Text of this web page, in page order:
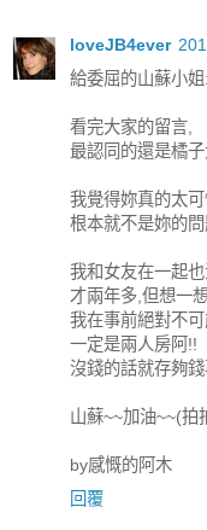
loveJB4ever
給委屈的山蘇小姐:
看完大家的留言,
最認同的還是橘
我覺得妳真的太
根本就不是妳的問
我和女友在一起
才兩年多,但想一
我在事前絕對不
一定是兩人房阿!!
沒錢的話就存夠
山蘇~~加油~~(拍
by感慨的阿木
回覆